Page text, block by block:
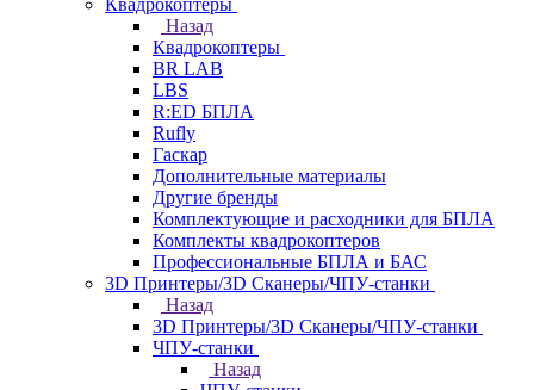
Квадрокоптеры
Назад
Квадрокоптеры
BR LAB
LBS
R:ED БПЛА
Rufly
Гаскар
Дополнительные материалы
Другие бренды
Комплектующие и расходники для БПЛА
Комплекты квадрокоптеров
Профессиональные БПЛА и БАС
3D Принтеры/3D Сканеры/ЧПУ-станки
Назад
3D Принтеры/3D Сканеры/ЧПУ-станки
ЧПУ-станки
Назад